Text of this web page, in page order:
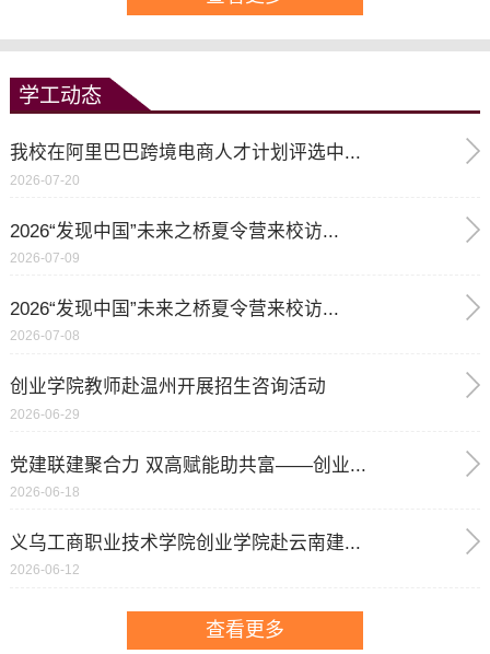
学工动态
我校在阿里巴巴跨境电商人才计划评选中...
2026-07-20
2026“发现中国”未来之桥夏令营来校访...
2026-07-09
2026“发现中国”未来之桥夏令营来校访...
2026-07-08
创业学院教师赴温州开展招生咨询活动
2026-06-29
党建联建聚合力 双高赋能助共富——创业...
2026-06-18
义乌工商职业技术学院创业学院赴云南建...
2026-06-12
查看更多